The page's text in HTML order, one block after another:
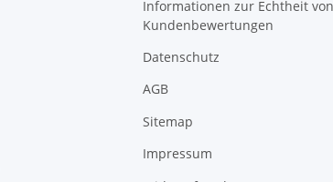
Informationen zur Echtheit von
Kundenbewertungen
Datenschutz
AGB
Sitemap
Impressum